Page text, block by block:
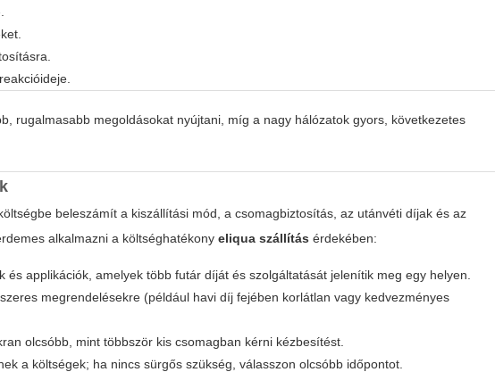
rugalmasabb megoldásokat nyújtani, míg a nagy hálózatok gyors, következetes
beleszámít a kiszállítási mód, a csomagbiztosítás, az utánvéti díjak és az
alkalmazni a költséghatékonyeliqua szállítás érdekében:
applikációk, amelyek több futár díját és szolgáltatását jelenítik meg egy helyen.
megrendelésekre (például havi díj fejében korlátlan vagy kedvezményes
olcsóbb, mint többször kis csomagban kérni kézbesítést.
a költségek; ha nincs sürgős szükség, válasszon olcsóbb időpontot.